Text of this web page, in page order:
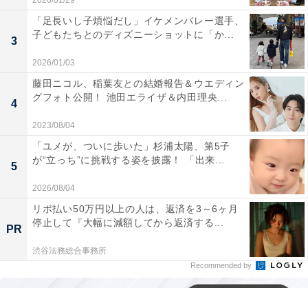
3
「足長いし子煩悩だし」イケメンバレー選手、
子どもたちとのディズニーショットに「か...
2026/01/03
4
藤田ニコル、稲葉友との結婚報告＆ウエディン
グフォト公開！ 池田エライザ＆内田理央...
2023/08/04
5
「ユメが、ついに歩いた」杉浦太陽、第5子
が“立っち”に挑戦する姿を披露！ 「出来...
2026/08/04
PR
リボ払い50万円以上の人は、返済を3～6ヶ月
停止して『大幅に減額してから返済する...
渋谷法務総合事務所
Recommended by